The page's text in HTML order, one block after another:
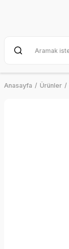
Anasayfa Ürünler